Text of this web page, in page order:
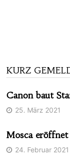
KURZ
Canon baut
25. März 2021
Mosca
24. Februar 2021